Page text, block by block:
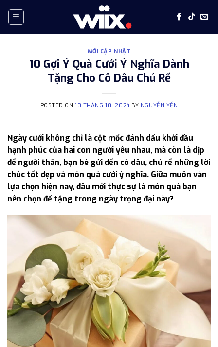
MỚI CẬP NHẬT
10 Gợi Ý Quà Cưới Ý Nghĩa Dành
Tặng Cho Cô Dâu Chú Rể
POSTED ON10 THÁNG 10, 2024 BY NGUYỄN YẾN
Ngày cưới không chỉ là cột mốc đánh dấu khởi đầu
hạnh phúc của hai con người yêu nhau, mà còn là dịp
để người thân, bạn bè gửi đến cô dâu, chú rể những lời
chúc tốt đẹp và món quà cưới ý nghĩa. Giữa muôn vàn
lựa chọn hiện nay, đâu mới thực sự là món quà bạn
nên chọn để tặng trong ngày trọng đại này?